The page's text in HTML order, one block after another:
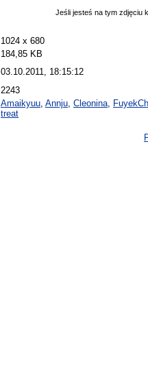
Jeśli jesteś na tym zdjęciu
1024 x 680
184,85 KB
03.10.2011, 18:15:12
2243
Amaikyuu Annju Cleonina
treat